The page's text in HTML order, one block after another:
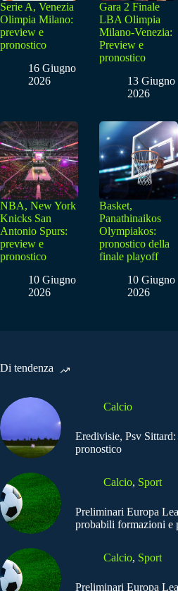
Serie A, Venezia
Olimpia Milano:
preview e
pronostico
16 Giugno
2026
Gara 2 Finale
LBA Olimpia
Milano-Venezia:
Preview e
pronostico
13 Giugno
2026
NBA, New York
Knicks San
Antonio Spurs:
preview e
pronostico
10 Giugno
2026
Basket,
Panathinaikos
Olympiakos:
pronostico della
finale playoff
10 Giugno
2026
Di tendenza
Calcio
Eredivisie, Psv
pronostico
Calcio, Sport
Preliminari Europa
probabili formazioni e
Calcio, Sport
Preliminari Europa